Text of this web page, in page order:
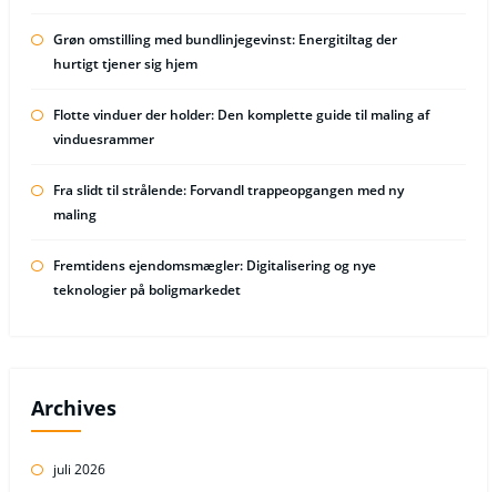
Grøn omstilling med bundlinjegevinst: Energitiltag der
hurtigt tjener sig hjem
Flotte vinduer der holder: Den komplette guide til maling af
vinduesrammer
Fra slidt til strålende: Forvandl trappeopgangen med ny
maling
Fremtidens ejendomsmægler: Digitalisering og nye
teknologier på boligmarkedet
Archives
juli 2026